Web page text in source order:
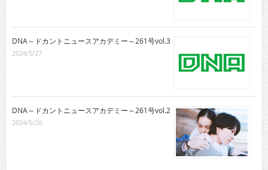
DNA～ドカントニュースアカデミー～261号vol.3
2024/5/27
DNA～ドカントニュースアカデミー～261号vol.2
2024/5/20